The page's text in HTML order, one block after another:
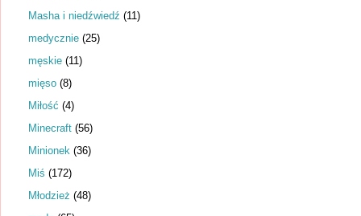
Masha i niedźwiedź (11)
medycznie (25)
męskie (11)
mięso (8)
Miłość (4)
Minecraft (56)
Minionek (36)
Miś (172)
Młodzież (48)